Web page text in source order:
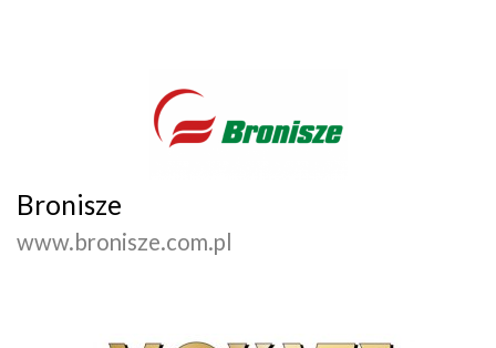
Bronisze
www.bronisze.com.pl